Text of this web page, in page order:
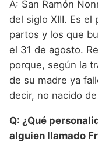
A: San Ramón
del siglo XIII. Es el
partos y los que
el 31 de agosto.
porque, según la
de su madre ya
decir, no nacido
Q: ¿Qué
alguien llamado